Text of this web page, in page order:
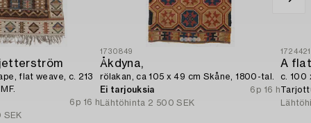
flat weave, c. 213
6p 16 h
1730849
Åkdyna,
rölakan, ca 105 x 49 cm Skåne, 1800-tal.
Ei tarjouksia
6p 16 h
Lähtöhinta 2 500 SEK
1724421
A
c. 100